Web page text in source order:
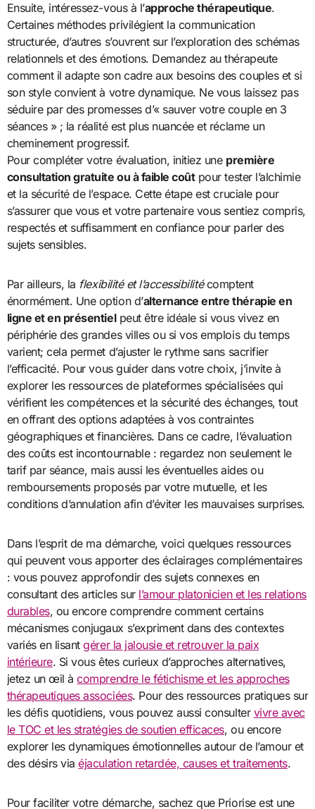
Ensuite, intéressez-vous à l’approche thérapeutique.
Certaines méthodes privilégient la communication
structurée, d’autres s’ouvrent sur l’exploration des schémas
relationnels et des émotions. Demandez au thérapeute
comment il adapte son cadre aux besoins des couples et si
son style convient à votre dynamique. Ne vous laissez pas
séduire par des promesses d’« sauver votre couple en 3
séances » ; la réalité est plus nuancée et réclame un
cheminement progressif.
Pour compléter votre évaluation, initiez une première
consultation gratuite ou à faible coûtpour tester l’alchimie
et la sécurité de l’espace. Cette étape est cruciale pour
s’assurer que vous et votre partenaire vous sentiez compris,
respectés et suffisamment en confiance pour parler des
sujets sensibles.
Par ailleurs, la flexibilité et l’accessibilitécomptent
énormément. Une option d’alternance entre thérapie en
ligne et en présentielpeut être idéale si vous vivez en
périphérie des grandes villes ou si vos emplois du temps
varient; cela permet d’ajuster le rythme sans sacrifier
l’efficacité. Pour vous guider dans votre choix, j’invite à
explorer les ressources de plateformes spécialisées qui
vérifient les compétences et la sécurité des échanges, tout
en offrant des options adaptées à vos contraintes
géographiques et financières. Dans ce cadre, l’évaluation
des coûts est incontournable : regardez non seulement le
tarif par séance, mais aussi les éventuelles aides ou
remboursements proposés par votre mutuelle, et les
conditions d’annulation afin d’éviter les mauvaises surprises.
Dans l’esprit de ma démarche, voici quelques ressources
qui peuvent vous apporter des éclairages complémentaires
: vous pouvez approfondir des sujets connexes en
consultant des articles sur l’amour platonicien et les relations
durables, ou encore comprendre comment certains
mécanismes conjugaux s’expriment dans des contextes
variés en lisantgérer la jalousie et retrouver la paix
intérieure. Si vous êtes curieux d’approches alternatives,
jetez un œil àcomprendre le fétichisme et les approches
thérapeutiques associées. Pour des ressources pratiques sur
les défis quotidiens, vous pouvez aussi consulter vivre avec
le TOC et les stratégies de soutien efficaces, ou encore
explorer les dynamiques émotionnelles autour de l’amour et
des désirs viaéjaculation retardée, causes et traitements.
Pour faciliter votre démarche, sachez que Priorise est une